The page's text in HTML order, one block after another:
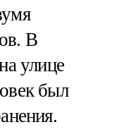
В
улице
был